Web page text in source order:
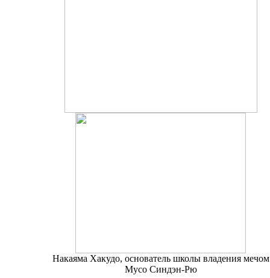
Накаяма Хакудо, основатель школы владения мечом
Мусо Синдэн-Рю